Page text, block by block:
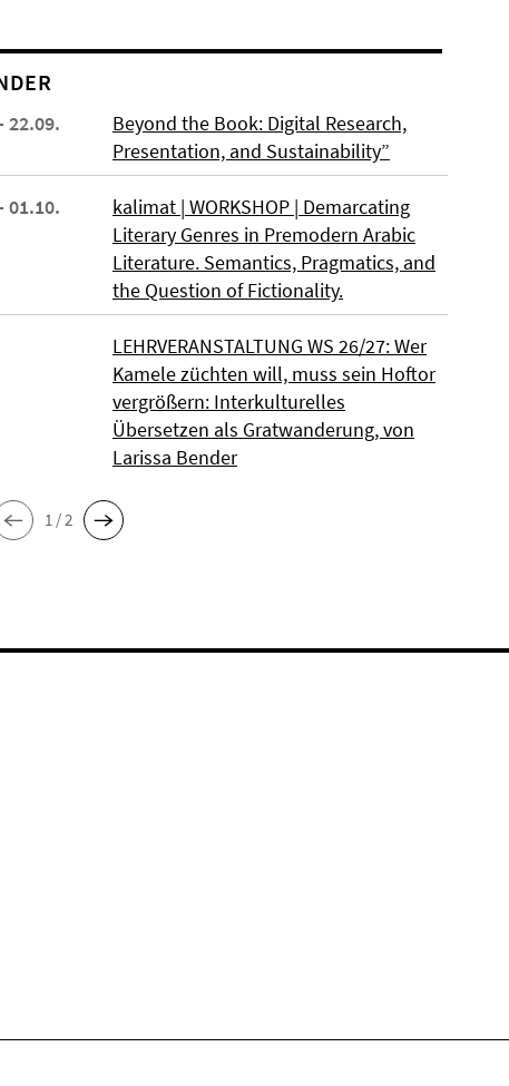
22.09.
Beyond the Book: Digital Research,
Presentation, and Sustainability”
01.10.
kalimat | WORKSHOP | Demarcating
Literary Genres in Premodern Arabic
Literature. Semantics, Pragmatics, and
the Question of Fictionality.
LEHRVERANSTALTUNG WS 26/27: Wer
Kamele züchten will, muss sein Hoftor
vergrößern: Interkulturelles
Übersetzen als Gratwanderung, von
Larissa Bender
1 / 2